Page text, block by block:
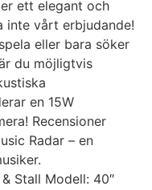
ett elegant och
inte vårt erbjudande!
eller bara söker
du möjligtvis
en 15W
Recensioner
Radar – en
Stall Modell: 40″